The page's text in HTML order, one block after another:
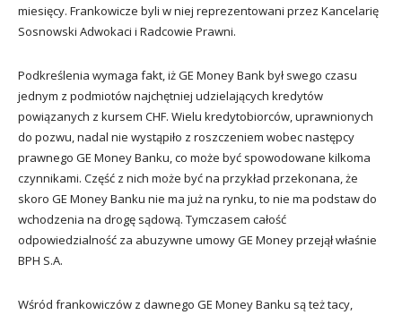
miesięcy. Frankowicze byli w niej reprezentowani przez Kancelarię
Sosnowski Adwokaci i Radcowie Prawni.
Podkreślenia wymaga fakt, iż GE Money Bank był swego czasu
jednym z podmiotów najchętniej udzielających kredytów
powiązanych z kursem CHF. Wielu kredytobiorców, uprawnionych
do pozwu, nadal nie wystąpiło z roszczeniem wobec następcy
prawnego GE Money Banku, co może być spowodowane kilkoma
czynnikami. Część z nich może być na przykład przekonana, że
skoro GE Money Banku nie ma już na rynku, to nie ma podstaw do
wchodzenia na drogę sądową. Tymczasem całość
odpowiedzialność za abuzywne umowy GE Money przejął właśnie
BPH S.A.
Wśród frankowiczów z dawnego GE Money Banku są też tacy,